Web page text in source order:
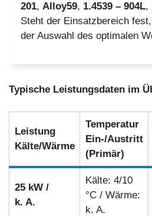
201, Alloy59, 1.4539 – 904L,
Steht der Einsatzbereich
der Auswahl des optimalen
Typische Leistungsdaten im
Leistung
Kälte/Wärme
Temperatur
Ein-/Austritt
(Primär)
25 kW /
k. A.
Kälte: 4/10
°C / Wärme:
k. A.